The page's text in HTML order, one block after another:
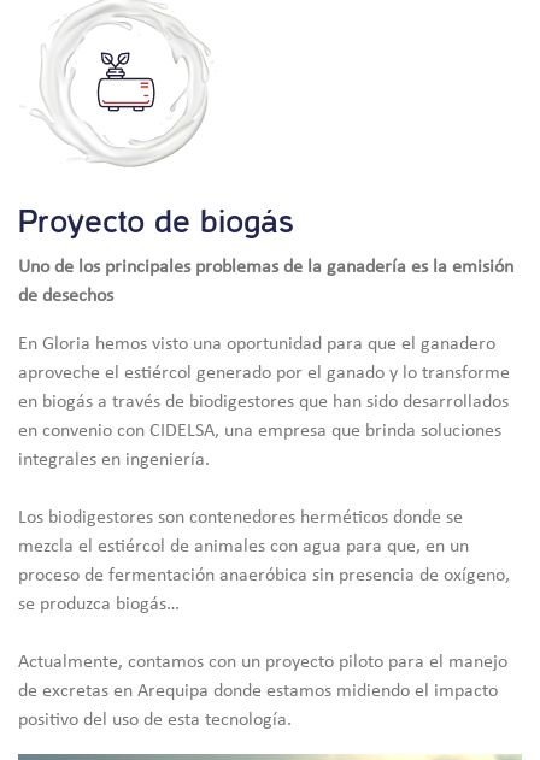
San Miguel, Cajamarca. Hace 12 años, en San Lorenzo no
existían las condiciones necesarias para desarrollar
alguna actividad productiva, pero en Gloria pensamos
que todos merecen una oportunidad y por ello decidimos
apostar por el fortalecimiento de la ganadería lechera
que hoy constituye la principal fuente de ingresos de la
planta de energía eléctrica
Proyecto de biogás
Uno de los principales problemas de la ganadería es la emisión
de desechos
En Gloria hemos visto una oportunidad para que el ganadero
aproveche el estiércol generado por el ganado y lo transforme
en biogás a través de biodigestores que han sido desarrollados
en convenio con CIDELSA, una empresa que brinda soluciones
integrales en ingeniería.
Los biodigestores son contenedores herméticos donde se
mezcla el estiércol de animales con agua para que, en un
proceso de fermentación anaeróbica sin presencia de oxígeno,
se produzca biogás…
Actualmente, contamos con un proyecto piloto para el manejo
de excretas en Arequipa donde estamos midiendo el impacto
positivo del uso de esta tecnología.